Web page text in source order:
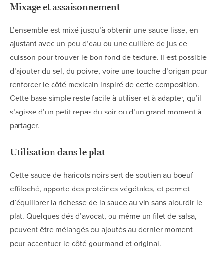
Mixage et assaisonnement
L’ensemble est mixé jusqu’à obtenir une sauce lisse, en
ajustant avec un peu d’eau ou une cuillère de jus de
cuisson pour trouver le bon fond de texture. Il est possible
d’ajouter du sel, du poivre, voire une touche d’origan pour
renforcer le côté mexicain inspiré de cette composition.
Cette base simple reste facile à utiliser et à adapter, qu’il
s’agisse d’un petit repas du soir ou d’un grand moment à
partager.
Utilisation dans le plat
Cette sauce de haricots noirs sert de soutien au boeuf
effiloché, apporte des protéines végétales, et permet
d’équilibrer la richesse de la sauce au vin sans alourdir le
plat. Quelques dés d’avocat, ou même un filet de salsa,
peuvent être mélangés ou ajoutés au dernier moment
pour accentuer le côté gourmand et original.